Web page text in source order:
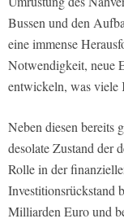
Bussen und den
eine immense
Notwendigkeit, neue
entwickeln, was viele
Neben diesen bereits
desolate Zustand der
Rolle in der
Investitionsrückstand
Milliarden Euro und